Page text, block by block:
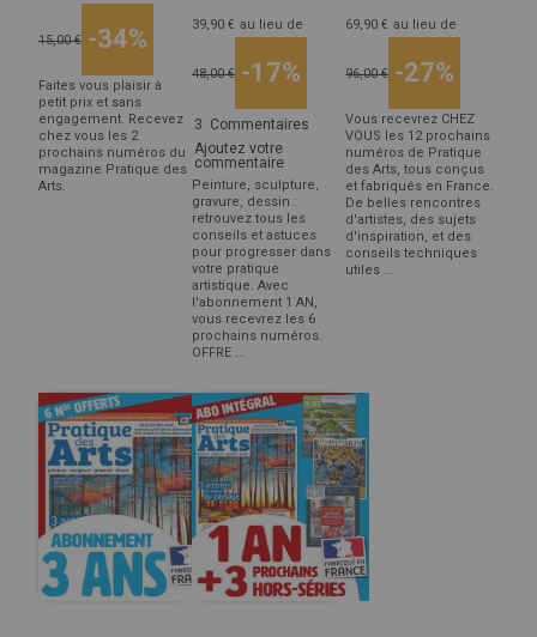
15,00 € -34%
Faites vous plaisir à
petit prix et sans
engagement. Recevez
chez vous les 2
prochains numéros du
magazine Pratique des
Arts.
39,90 € au lieu de
48,00 € -17%
3 Commentaires
Ajoutez votre
commentaire
Peinture, sculpture,
gravure, dessin :
retrouvez tous les
conseils et astuces
pour progresser dans
votre pratique
artistique. Avec
l'abonnement 1 AN,
vous recevrez les 6
prochains numéros.
OFFRE ...
69,90 € au lieu de
96,00 € -27%
Vous recevrez CHEZ
VOUS les 12 prochains
numéros de Pratique
des Arts, tous conçus
et fabriqués en France.
De belles rencontres
d'artistes, des sujets
d'inspiration, et des
conseils techniques
utiles ...